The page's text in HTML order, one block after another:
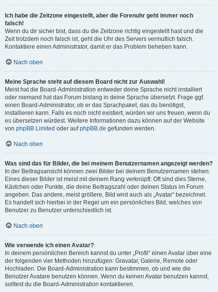
Ich habe die Zeitzone eingestellt, aber die Forenuhr geht immer noch
falsch!
Wenn du dir sicher bist, dass du die Zeitzone richtig eingestellt hast und die
Zeit trotzdem noch falsch ist, geht die Uhr des Servers vermutlich falsch.
Kontaktiere einen Administrator, damit er das Problem beheben kann.
Nach oben
Meine Sprache steht auf diesem Board nicht zur Auswahl!
Meist hat die Board-Administration entweder deine Sprache nicht installiert
oder niemand hat das Forum bislang in deine Sprache übersetzt. Frage ggf.
einen Board-Administrator, ob er das Sprachpaket, das du benötigst,
installieren kann. Falls es noch nicht existiert, würden wir uns freuen, wenn du
es übersetzen würdest. Weitere Informationen dazu können auf der Website
von phpBB Limited oder aufphpBB.de gefunden werden.
Nach oben
Was sind das für Bilder, die bei meinem Benutzernamen angezeigt werden?
In der Beitragsansicht können zwei Bilder bei deinem Benutzernamen stehen.
Eines dieser Bilder ist meist mit deinem Rang verknüpft: Oft sind dies Sterne,
Kästchen oder Punkte, die deine Beitragszahl oder deinen Status im Forum
angeben. Das andere, meist größere, Bild wird auch als „Avatar“ bezeichnet.
Es handelt sich hierbei in der Regel um ein persönliches Bild, welches von
Benutzer zu Benutzer unterschiedlich ist.
Nach oben
Wie verwende ich einen Avatar?
In deinem persönlichen Bereich kannst du unter „Profil“ einen Avatar über eine
der folgenden vier Methoden hinzufügen: Gravatar, Galerie, Remote oder
Hochladen. Die Board-Administration kann bestimmen, ob und wie die
Benutzer Avatare benutzen können. Wenn du keinen Avatar benutzen kannst,
solltest du die Board-Administration kontaktieren.